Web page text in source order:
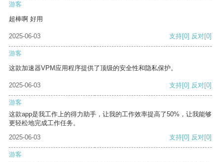
游客
超棒啊 好用
2025-06-03 支持[0] 反对[0]
游客
这款加速器VPM应用程序提供了顶级的安全性和隐私保护。
2025-06-03 支持[0] 反对[0]
游客
这款app是我工作上的得力助手，让我的工作效率提高了50%，让我能够
更轻松地完成工作任务。
2025-06-03
支持[0] 反对[0]
游客